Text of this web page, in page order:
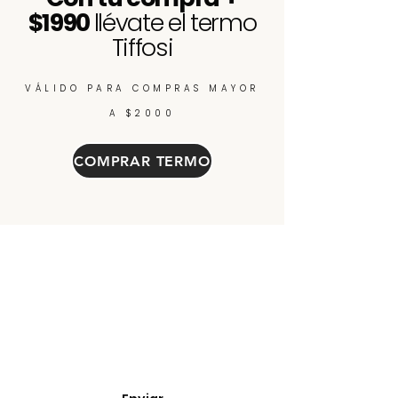
$1990llévate el termo
Tiffosi
VÁLIDO PARA COMPRAS MAYOR
A $2000
COMPRAR TERMO